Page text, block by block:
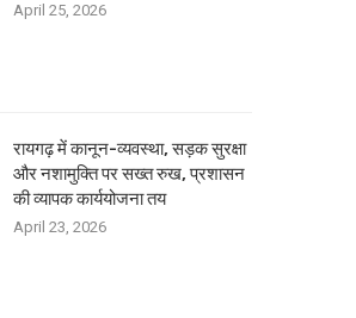
April 25, 2026
रायगढ़ में कानून-व्यवस्था, सड़क सुरक्षा
और नशामुक्ति पर सख्त रुख, प्रशासन
की व्यापक कार्ययोजना तय
April 23, 2026